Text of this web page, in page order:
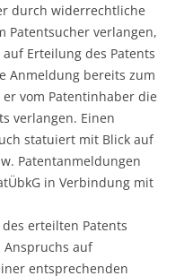
durch widerrechtliche
Patentsucher verlangen,
Erteilung des Patents
Anmeldung bereits zum
vom Patentinhaber die
verlangen. Einen
statuiert mit Blick auf
Patentanmeldungen
in Verbindung mit
erteilten Patents
Anspruchs auf
entsprechenden